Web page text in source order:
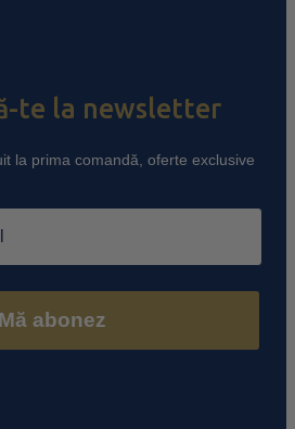
te la newsletter
la prima comandă, oferte exclusive
Mă abonez